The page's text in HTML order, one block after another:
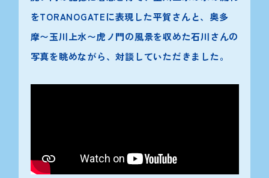
をTORANOGATEに表現した平賀さんと、 奥多
摩〜玉川上水〜虎ノ門の風景を収めた石川さんの
写真を眺めながら、対談していただきました。